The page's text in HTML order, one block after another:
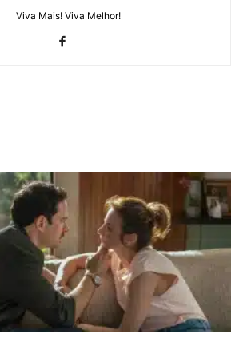
Viva Mais! Viva Melhor!